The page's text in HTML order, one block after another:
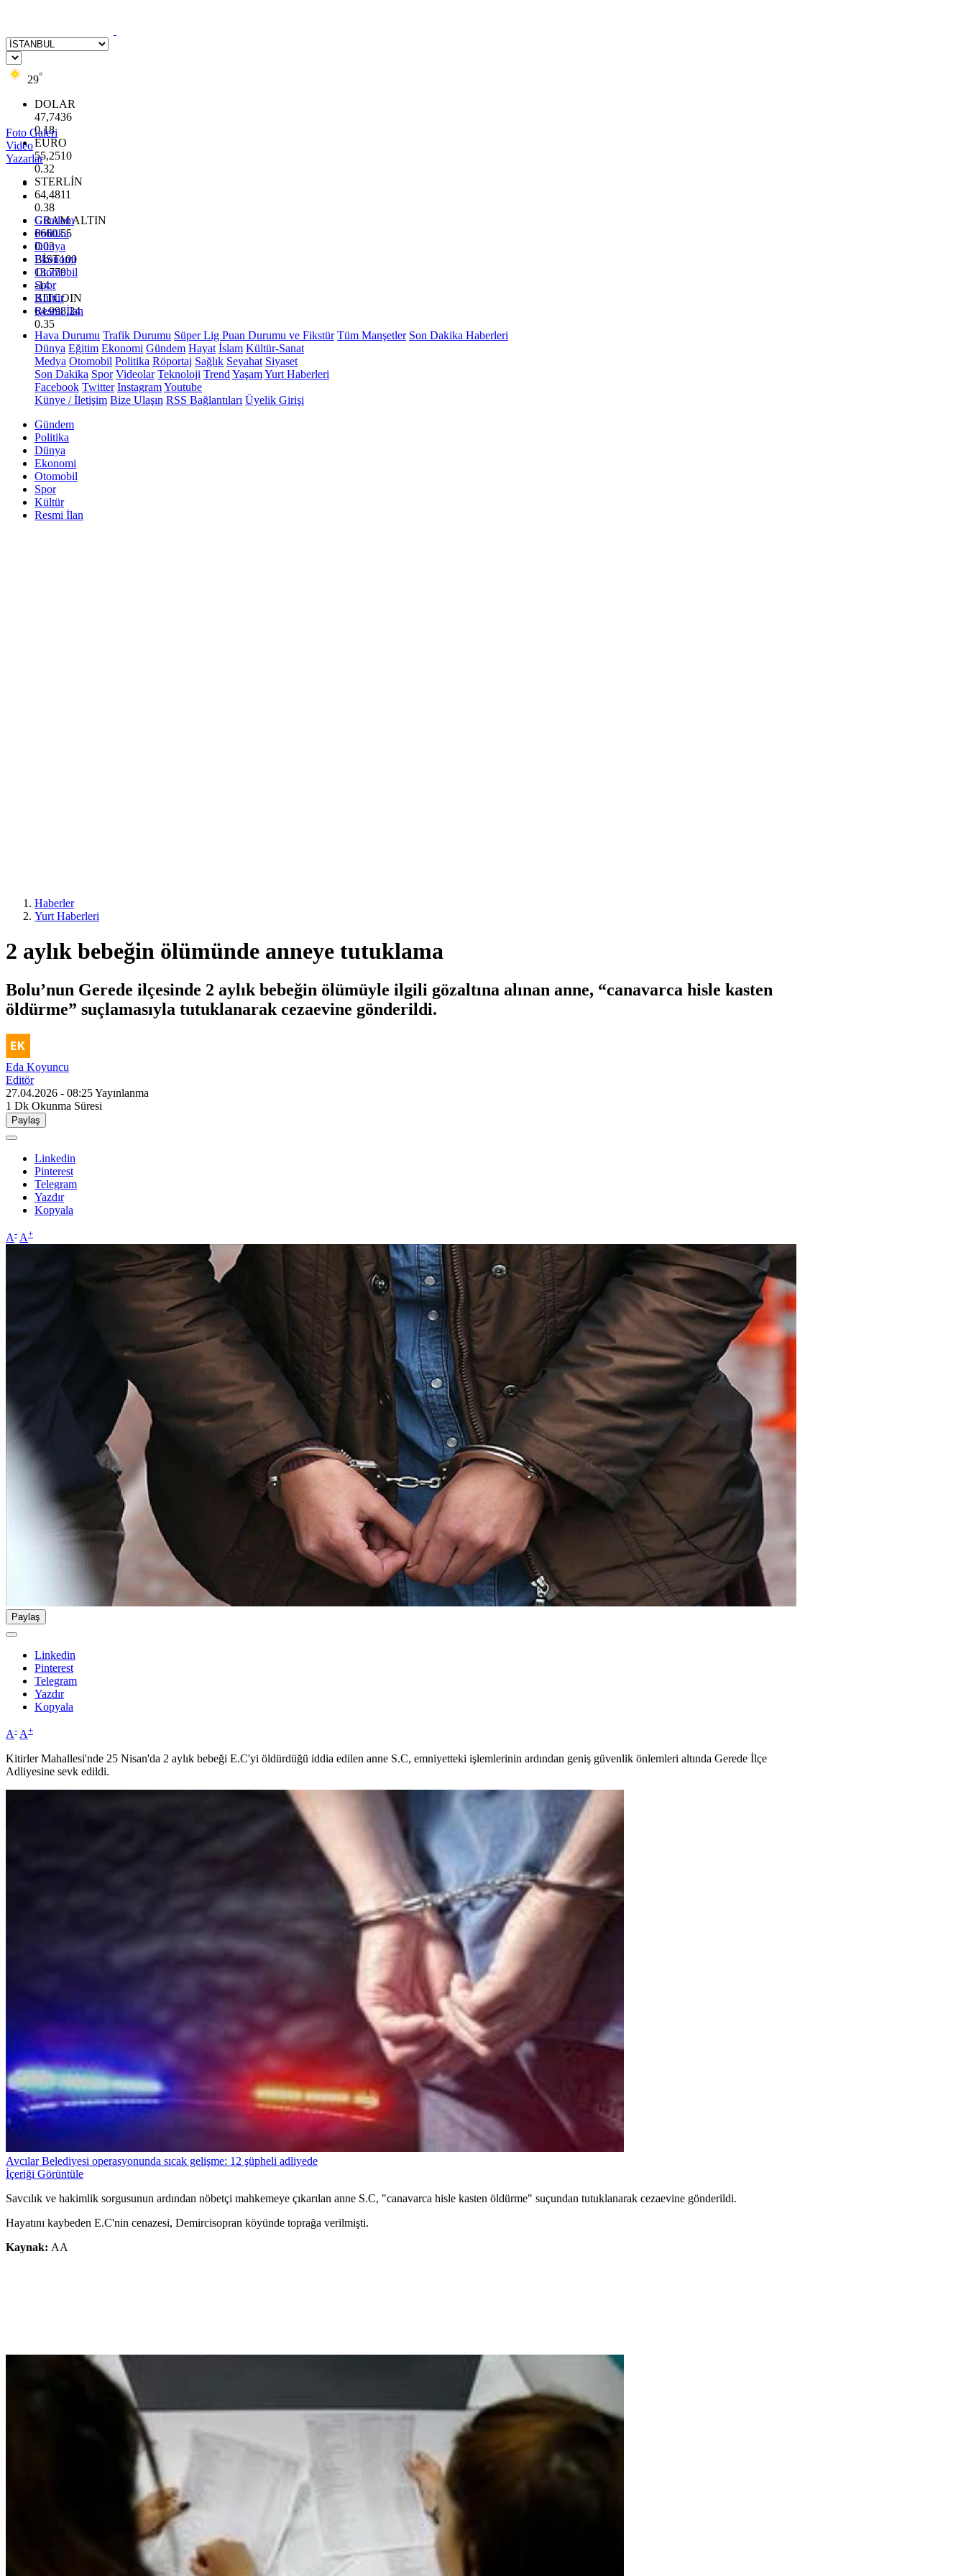
29°
DOLAR
47,7436
0.18
EURO
55,2510
0.32
STERLİN
64,4811
0.38
GRAM ALTIN
6660.55
0.03
BİST100
13.779
-14
BITCOIN
64.998,24
0.35
Foto Galeri
Video
Yazarlar
Gündem
Politika
Dünya
Ekonomi
Otomobil
Spor
Kültür
Resmi İlan
Hava Durumu Trafik Durumu Süper Lig Puan Durumu ve Fikstür Tüm Manşetler Son Dakika Haberleri
Dünya Eğitim Ekonomi Gündem Hayat İslam Kültür-Sanat
Medya Otomobil Politika Röportaj Sağlık Seyahat Siyaset
Son Dakika Spor Videolar Teknoloji Trend YaşamYurt Haberleri
Facebook Twitter InstagramYoutube
Künye / İletişim Bize Ulaşın RSS Bağlantıları Üyelik Girişi
Gündem
Politika
Dünya
Ekonomi
Otomobil
Spor
Kültür
Resmi İlan
Haberler
Yurt Haberleri
2 aylık bebeğin ölümünde anneye tutuklama
Bolu’nun Gerede ilçesinde 2 aylık bebeğin ölümüyle ilgili gözaltına alınan anne, “canavarca hisle kasten
öldürme” suçlamasıyla tutuklanarak cezaevine gönderildi.
Eda Koyuncu
Editör
27.04.2026 - 08:25Yayınlanma
1 Dk Okunma Süresi
Paylaş
Linkedin
Pinterest
Telegram
Yazdır
Kopyala
A- A+
Paylaş
Linkedin
Pinterest
Telegram
Yazdır
Kopyala
A- A+
Kitirler Mahallesi'nde 25 Nisan'da 2 aylık bebeği E.C'yi öldürdüğü iddia edilen anne S.C, emniyetteki işlemlerinin ardından geniş güvenlik önlemleri altında Gerede İlçe
Adliyesine sevk edildi.
Avcılar Belediyesi operasyonunda sıcak gelişme: 12 şüpheli adliyede
İçeriği Görüntüle
Savcılık ve hakimlik sorgusunun ardından nöbetçi mahkemeye çıkarılan anne S.C, "canavarca hisle kasten öldürme" suçundan tutuklanarak cezaevine gönderildi.
Hayatını kaybeden E.C'nin cenazesi, Demircisopran köyünde toprağa verilmişti.
Kaynak: AA